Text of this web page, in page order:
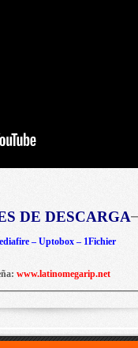
DE DESCARGA
– Uptobox – 1Fichier
www.latinomegarip.net